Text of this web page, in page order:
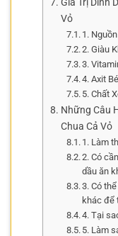
Vỏ
1.
2. Giàu
3.
4. Axit
5. Chất
Những Câu
Chua Cả Vỏ
1. Làm
2. Có
dầu ăn
3. Có
khác để
4. Tại
5. Làm